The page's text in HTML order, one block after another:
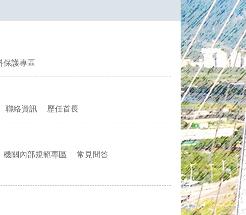
保護專區
聯絡資訊 歷任首長
機關內部規範專區 常見問答